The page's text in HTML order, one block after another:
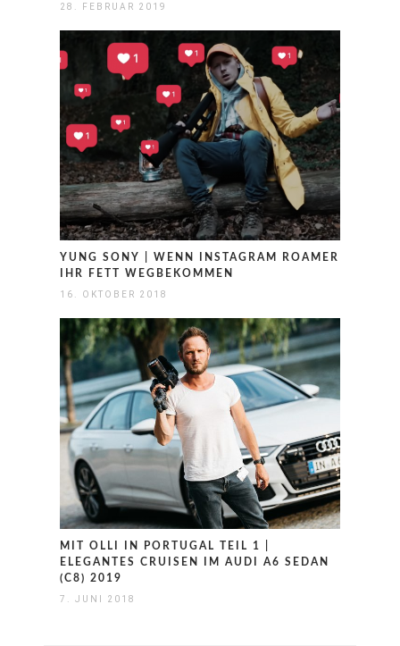
28. FEBRUAR 2019
YUNG SONY | WENN INSTAGRAM ROAMER
IHR FETT WEGBEKOMMEN
16. OKTOBER 2018
MIT OLLI IN PORTUGAL TEIL 1 |
ELEGANTES CRUISEN IM AUDI A6 SEDAN
(C8) 2019
7. JUNI 2018